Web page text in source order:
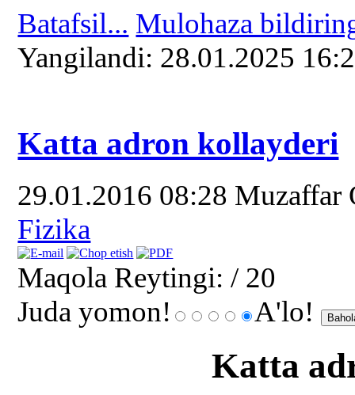
Batafsil... Mulohaza
Yangilаndi: 28.01.2025
Katta adron kollayderi
29.01.2016 08:28 Muzaffar
Fizika
Maqola Reytingi: / 20
Juda yomon!
A'lo!
Katta